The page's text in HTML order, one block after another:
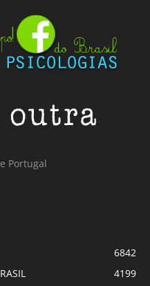
Portugal
6842
4199